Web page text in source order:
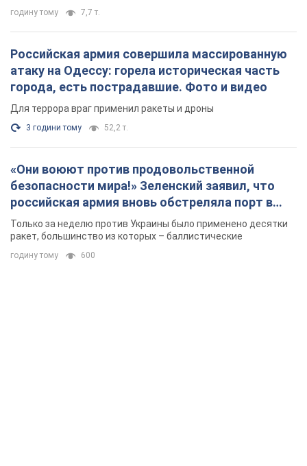
годину тому 7,7 т.
Российская армия совершила массированную
атаку на Одессу: горела историческая часть
города, есть пострадавшие. Фото и видео
Для террора враг применил ракеты и дроны
3 години тому 52,2 т.
«Они воюют против продовольственной
безопасности мира!» Зеленский заявил, что
российская армия вновь обстреляла порт в
Одессе
Только за неделю против Украины было применено десятки
ракет, большинство из которых – баллистические
годину тому 600